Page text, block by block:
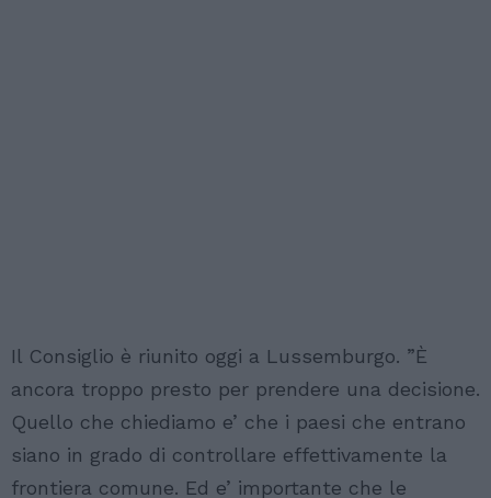
Il Consiglio è riunito oggi a Lussemburgo. ”È
ancora troppo presto per prendere una decisione.
Quello che chiediamo e’ che i paesi che entrano
siano in grado di controllare effettivamente la
frontiera comune. Ed e’ importante che le